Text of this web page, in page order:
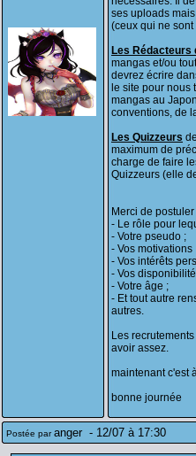
ses uploads
(ceux qui ne
Les Rédacteurs
mangas et/ou
devrez écrire
le site pour nous
mangas au
conventions, de
Les Quizzeurs
maximum de
charge de faire
Quizzeurs (elle
Merci de
- Le rôle pour
- Votre pseudo ;
- Vos motivations
- Vos intérêts
- Vos
- Votre âge ;
- Et tout autre
autres.
Les
avoir assez.
maintenant c'est
bonne journée
Postée paranger - 12/07 à 17:30